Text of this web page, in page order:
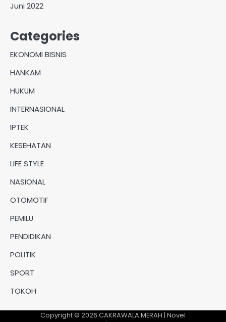
Juni 2022
Categories
EKONOMI BISNIS
HANKAM
HUKUM
INTERNASIONAL
IPTEK
KESEHATAN
LIFE STYLE
NASIONAL
OTOMOTIF
PEMILU
PENDIDIKAN
POLITIK
SPORT
TOKOH
Copyright © 2026 CAKRAWALA MERAH | Novel